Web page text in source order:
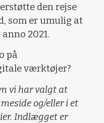
den rejse
som er umulig at
2021.
på
værktøjer?
vi har valgt at
og/eller i et
Indlægget er